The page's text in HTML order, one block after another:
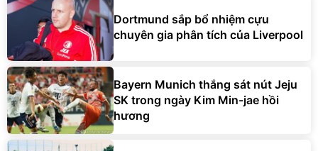
Dortmund sắp bổ nhiệm cựu
chuyên gia phân tích của Liverpool
Bayern Munich thắng sát nút Jeju
SK trong ngày Kim Min-jae hồi
hương